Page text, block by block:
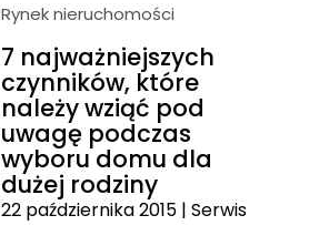
Rynek nieruchomości
7 najważniejszych
czynników, które
należy wziąć pod
uwagę podczas
wyboru domu dla
dużej rodziny
22 października 2015 |Serwis